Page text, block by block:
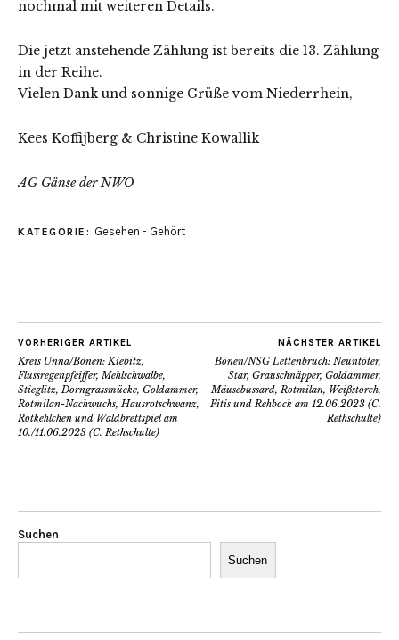
nochmal mit weiteren Details.
Die jetzt anstehende Zählung ist bereits die 13. Zählung
in der Reihe.
Vielen Dank und sonnige Grüße vom Niederrhein,
Kees Koffijberg & Christine Kowallik
AG Gänse der NWO
KATEGORIE: Gesehen - Gehört
VORHERIGER ARTIKEL
Kreis Unna/Bönen: Kiebitz,
Flussregenpfeiffer, Mehlschwalbe,
Stieglitz, Dorngrassmücke, Goldammer,
Rotmilan-Nachwuchs, Hausrotschwanz,
Rotkehlchen und Waldbrettspiel am
10./11.06.2023 (C. Rethschulte)
NÄCHSTER ARTIKEL
Bönen/NSG Lettenbruch: Neuntöter,
Star, Grauschnäpper, Goldammer,
Mäusebussard, Rotmilan, Weißstorch,
Fitis und Rehbock am 12.06.2023 (C.
Rethschulte)
Suchen
Suchen